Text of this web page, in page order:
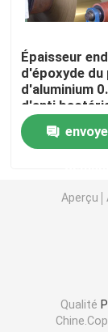
Demandez
Papier
Papier
Actions en
bobine de
Épaisseur
d'époxyde du
d'aluminium
d'anti
la bobine de
condensateur
Aperçu
Qualité